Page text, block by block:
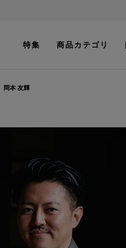
特集 商品カテゴリ
岡本 友輝